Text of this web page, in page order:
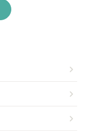
chevron_right
chevron_right
chevron_right